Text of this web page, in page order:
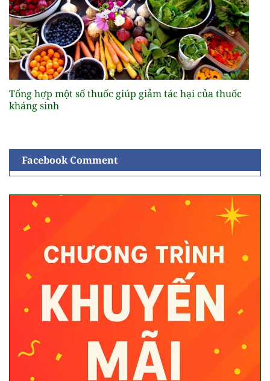
Tổng hợp một số thuốc giúp giảm tác hại của thuốc
kháng sinh
Facebook Comment